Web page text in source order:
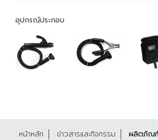
อุปกรณ์ประกอบ
หน้าหลัก ข่าวสารและกิจกรรม ผลิตภัณ